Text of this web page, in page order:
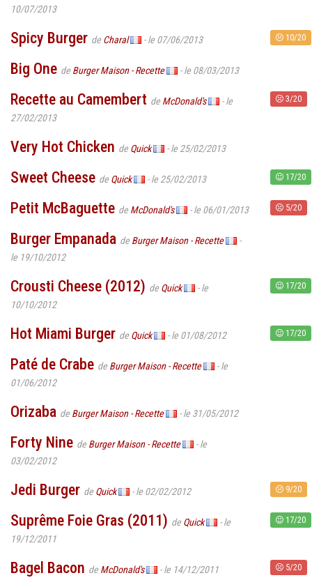
10/07/2013
Spicy Burger de Charal - le 07/06/2013 10/20
Big One de Burger Maison - Recette - le 08/03/2013
Recette au Camembert de McDonald's
- le
27/02/2013
3/20
Very Hot Chicken de Quick - le 25/02/2013
Sweet Cheese de Quick - le 25/02/2013 17/20
Petit McBaguette de McDonald's - le 06/01/2013 5/20
Burger Empanada de Burger Maison - Recette
-
le 19/10/2012
Crousti Cheese (2012) de Quick
- le
10/10/2012
17/20
Hot Miami Burger de Quick - le 01/08/2012 17/20
Paté de Crabe de Burger Maison - Recette
- le
01/06/2012
Orizaba de Burger Maison - Recette - le 31/05/2012
Forty Nine de Burger Maison - Recette
- le
03/02/2012
Jedi Burger de Quick - le 02/02/2012 9/20
Suprême Foie Gras (2011) de Quick
- le
19/12/2011
17/20
Bagel Bacon de McDonald's - le 14/12/2011 5/20